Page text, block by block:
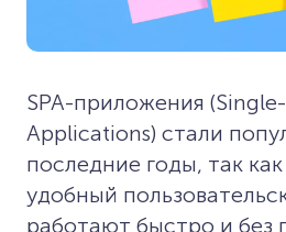
SPA-приложения
Applications) стали
последние годы, так
удобный
работают быстро и без